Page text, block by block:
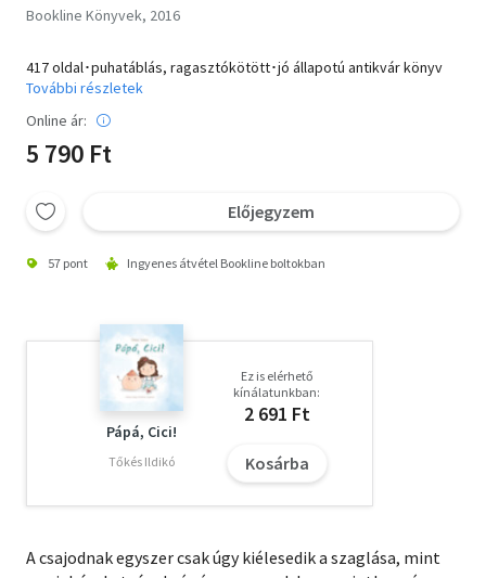
Bookline Könyvek, 2016
417 oldal･puhatáblás, ragasztókötött･jó állapotú antikvár könyv
További részletek
Online ár:
5 790 Ft
Előjegyzem
57 pont Ingyenes átvétel Bookline boltokban
Pápá, Cici!
Tőkés Ildikó
Ez is elérhető
kínálatunkban:
2 691 Ft
Kosárba
A csajodnak egyszer csak úgy kiélesedik a szaglása, mint